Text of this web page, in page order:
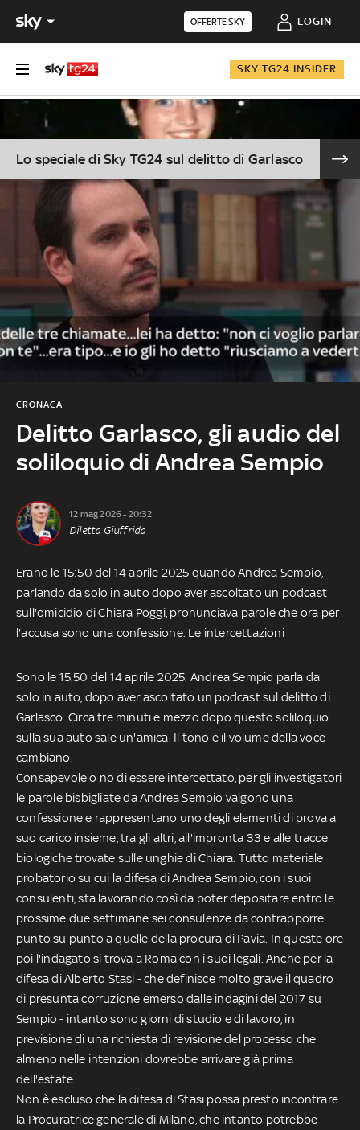
OFFERTE SKY LOGIN
SKY TG24 INSIDER
Lo speciale di Sky TG24 sul delitto di Garlasco
Delitto Garlasco, gli audio del
soliloquio di Andrea Sempio
CRONACA
12 mag 2026 - 20:32
Diletta Giuffrida
Erano le 15:50 del 14 aprile 2025 quando Andrea Sempio,
parlando da solo in auto dopo aver ascoltato un podcast
sull'omicidio di Chiara Poggi, pronunciava parole che ora per
l'accusa sono una confessione. Le intercettazioni
Sono le 15.50 del 14 aprile 2025. Andrea Sempio parla da
solo in auto, dopo aver ascoltato un podcast sul delitto di
Garlasco. Circa tre minuti e mezzo dopo questo soliloquio
sulla sua auto sale un'amica. Il tono e il volume della voce
cambiano.
Consapevole o no di essere intercettato, per gli investigatori
le parole bisbigliate da Andrea Sempio valgono una
confessione e rappresentano uno degli elementi di prova a
suo carico insieme, tra gli altri, all'impronta 33 e alle tracce
biologiche trovate sulle unghie di Chiara. Tutto materiale
probatorio su cui la difesa di Andrea Sempio, con i suoi
consulenti, sta lavorando così da poter depositare entro le
prossime due settimane sei consulenze da contrapporre
punto su punto a quelle della procura di Pavia. In queste ore
poi l'indagato si trova a Roma con i suoi legali. Anche per la
difesa di Alberto Stasi - che definisce molto grave il quadro
di presunta corruzione emerso dalle indagini del 2017 su
Sempio - intanto sono giorni di studio e di lavoro, in
previsione di una richiesta di revisione del processo che
almeno nelle intenzioni dovrebbe arrivare già prima
dell'estate.
Non è escluso che la difesa di Stasi possa presto incontrare
la Procuratrice generale di Milano, che intanto potrebbe